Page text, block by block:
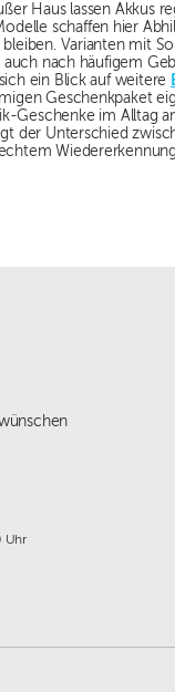
Haus lassen Akkus
schaffen hier
Varianten mit
nach häufigem
ein Blick auf weitere
Geschenkpaket
Geschenke im Alltag
der Unterschied
Uhr